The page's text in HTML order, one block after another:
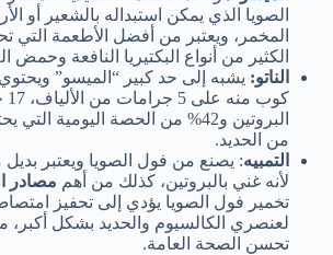
الصويا الذي يمكن استبداله بالشعير أو
المخمر، ويعتبر من أفضل الأطعمة التي
الكثير من أنواع البكتيريا النافعة وحمض
الناتو: يشبه إلى حد كبير “الميسو”
البروتين و42% من الحصة اليومية
من الحديد.
التمبيه: يصنع من فول الصويا ويعتبر
لأنه غني بالبروتين، كذلك من أهم مصادر
تخمير فول الصويا يؤدي إلى تحفيز
لعنصري الكالسيوم والحديد بشكل
تحسن الصحة العامة.